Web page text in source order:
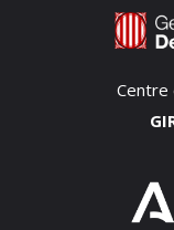
Centre